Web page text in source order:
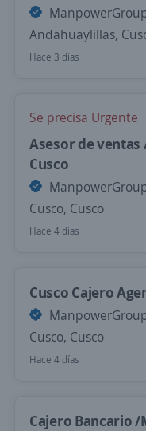
Andahuaylillas,
Hace 3 días
Se precisa Urgente
Asesor de ventas
Cusco
Cusco, Cusco
Hace 4 días
Cusco Cajero
Cusco, Cusco
Hace 4 días
Cajero Bancario